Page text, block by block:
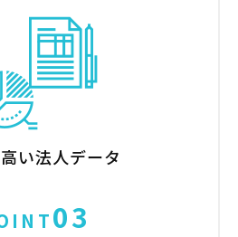
い法人データ
03